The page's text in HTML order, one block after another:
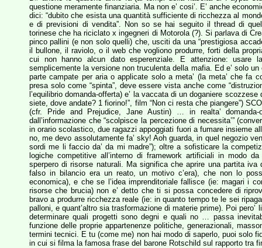
questione meramente finanziaria. Ma non e’ cosi’. E’ anche
dici: “dubito che esista una quantità sufficiente di ricchezza al
e di previsioni di vendita”. Non so se hai seguito il thread di
torinese che ha riciclato x ingegneri di Motorola (?). Si parlava di
pinco pallini (e non solo quelli) che, usciti da una “prestigiosa
il bullone, il raviolo, o il web che vogliono produrre, forti della
cui non hanno alcun dato esperenziale. E attenzione: usare
semplicemente la versione non truculenta della mafia. Ed e’ solo
parte campate per aria o applicate solo a meta’ (la meta’ che fa
presa solo come “spinta”, deve essere vista anche come
l’equilibrio domanda-offerta) e’ la vaccata di un doganiere
siete, dove andate? 1 fiorino!”, film “Non ci resta che piangere”)
(cfr. Pride and Prejudice, Jane Austin) … in realta’
dall’informazione che “scolpisce la percezione di necessita’”
in orario scolastico, due ragazzi appoggiati fuori a fumare insieme
no, me devo assolutamente fa’ sky! Aoh guarda, in quel negozio
sordi me li faccio da’ da mi madre”); oltre a sofisticare la
logiche competitive all’interno di framework artificiali in modo
sperpero di risorse naturali. Ma significa che aprire una partita
falso in bilancio era un reato, un motivo c’era), che non lo
economica), e che se l’idea imprenditoriale fallisce (ie: magari i
risorse che brucia) non e’ detto che ti si possa concedere di
bravo a produrre ricchezza reale (ie: in quanto tempo te le sei
palloni, e quant’altro sia trasformazione di materie prime). Poi
determinare quali progetti sono degni e quali no … passa
funzione delle proprie appartenenze politiche, generazionali,
termini tecnici. E tu (come me) non hai modo di saperlo, puoi solo
in cui si filma la famosa frase del barone Rotschild sul rapporto tra